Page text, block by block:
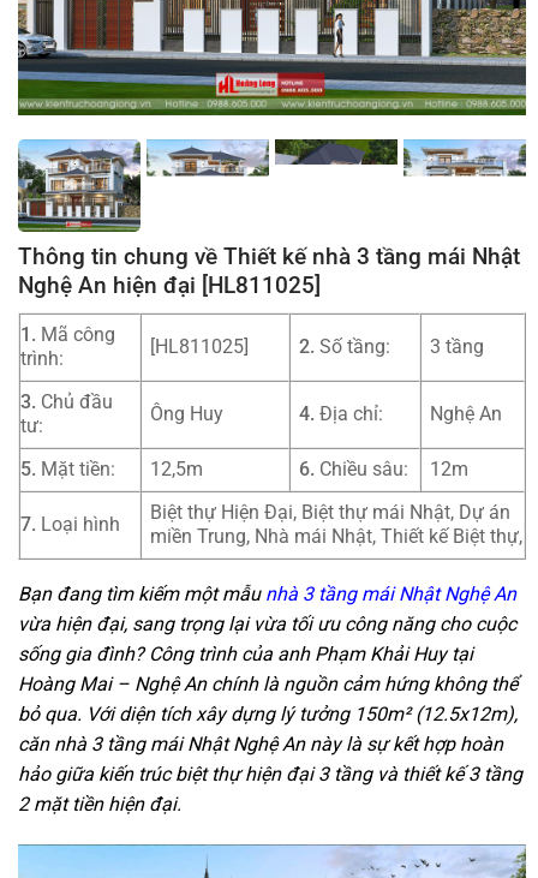
Thông tin chung về Thiết kế nhà 3 tầng mái Nhật
Nghệ An hiện đại [HL811025]
1. Mã công
trình:
[HL811025] 2. Số tầng: 3 tầng
3. Chủ đầu
tư:
Ông Huy 4. Địa chỉ: Nghệ An
5. Mặt tiền: 12,5m 6. Chiều sâu: 12m
7. Loại hình
Biệt thự Hiện Đại, Biệt thự mái Nhật, Dự án
miền Trung, Nhà mái Nhật, Thiết kế Biệt thự,
Bạn đang tìm kiếm một mẫu nhà 3 tầng mái Nhật Nghệ An
vừa hiện đại, sang trọng lại vừa tối ưu công năng cho cuộc
sống gia đình? Công trình của anh Phạm Khải Huy tại
Hoàng Mai – Nghệ An chính là nguồn cảm hứng không thể
bỏ qua. Với diện tích xây dựng lý tưởng 150m² (12.5x12m),
căn nhà 3 tầng mái Nhật Nghệ An này là sự kết hợp hoàn
hảo giữa kiến trúc biệt thự hiện đại 3 tầng và thiết kế 3 tầng
2 mặt tiền hiện đại.